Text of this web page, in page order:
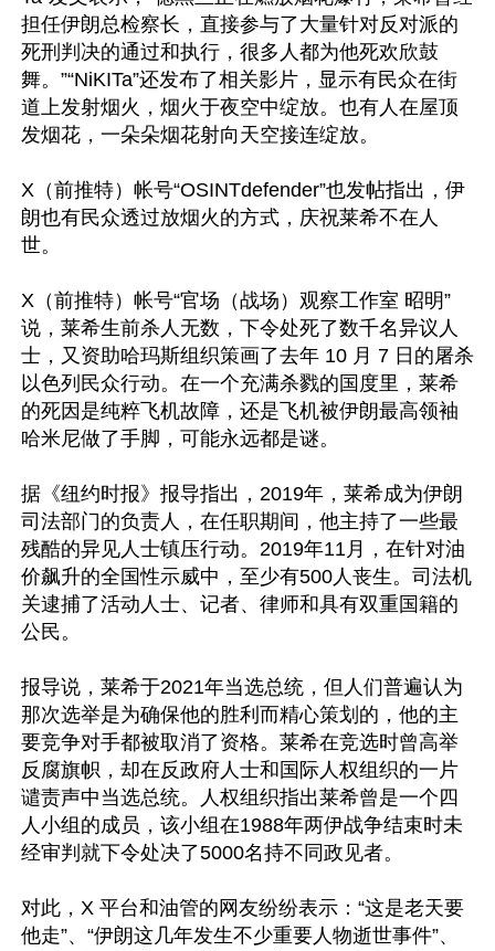
担任伊朗总检察长，直接参与了大量针对反对派的
死刑判决的通过和执行，很多人都为他死欢欣鼓
舞。”“NiKITa”还发布了相关影片，显示有民众在街
道上发射烟火，烟火于夜空中绽放。也有人在屋顶
发烟花，一朵朵烟花射向天空接连绽放。
X（前推特）帐号“OSINTdefender”也发帖指出，伊
朗也有民众透过放烟火的方式，庆祝莱希不在人
世。
X（前推特）帐号“官场（战场）观察工作室 昭明”
说，莱希生前杀人无数，下令处死了数千名异议人
士，又资助哈玛斯组织策画了去年 10 月 7 日的屠杀
以色列民众行动。在一个充满杀戮的国度里，莱希
的死因是纯粹飞机故障，还是飞机被伊朗最高领袖
哈米尼做了手脚，可能永远都是谜。
据《纽约时报》报导指出，2019年，莱希成为伊朗
司法部门的负责人，在任职期间，他主持了一些最
残酷的异见人士镇压行动。2019年11月，在针对油
价飙升的全国性示威中，至少有500人丧生。司法机
关逮捕了活动人士、记者、律师和具有双重国籍的
公民。
报导说，莱希于2021年当选总统，但人们普遍认为
那次选举是为确保他的胜利而精心策划的，他的主
要竞争对手都被取消了资格。莱希在竞选时曾高举
反腐旗帜，却在反政府人士和国际人权组织的一片
谴责声中当选总统。人权组织指出莱希曾是一个四
人小组的成员，该小组在1988年两伊战争结束时未
经审判就下令处决了5000名持不同政见者。
对此，X 平台和油管的网友纷纷表示：“这是老天要
他走”、“伊朗这几年发生不少重要人物逝世事件”、